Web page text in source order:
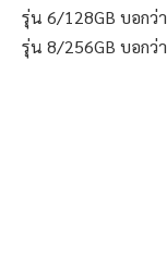
รุ่น 6/128GB บอกว่
รุ่น 8/256GB บอกว่